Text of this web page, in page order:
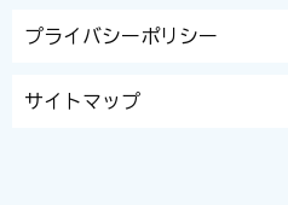
プライバシーポリシー
サイトマップ